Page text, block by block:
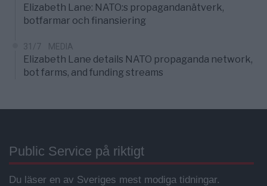
Elizabeth Lane: NATO:s propagandanätverk,
botfarmar och finansiering
31/7 MEDIA
Elizabeth Lane details NATO propaganda network,
bot farms, and funding streams
Public Service på riktigt
Du läser en av Sveriges mest modiga tidningar.